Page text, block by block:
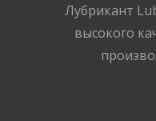
Лубрикант
высокого